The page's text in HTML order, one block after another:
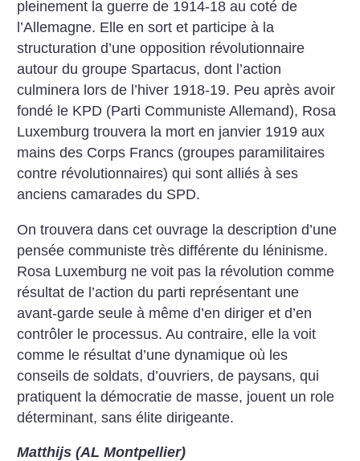
pleinement la guerre de 1914-18 au coté de
l’Allemagne. Elle en sort et participe à la
structuration d’une opposition révolutionnaire
autour du groupe Spartacus, dont l’action
culminera lors de l’hiver 1918-19. Peu après avoir
fondé le KPD (Parti Communiste Allemand), Rosa
Luxemburg trouvera la mort en janvier 1919 aux
mains des Corps Francs (groupes paramilitaires
contre révolutionnaires) qui sont alliés à ses
anciens camarades du SPD.
On trouvera dans cet ouvrage la description d’une
pensée communiste très différente du léninisme.
Rosa Luxemburg ne voit pas la révolution comme
résultat de l’action du parti représentant une
avant-garde seule à même d’en diriger et d’en
contrôler le processus. Au contraire, elle la voit
comme le résultat d’une dynamique où les
conseils de soldats, d’ouvriers, de paysans, qui
pratiquent la démocratie de masse, jouent un role
déterminant, sans élite dirigeante.
Matthijs (AL Montpellier)